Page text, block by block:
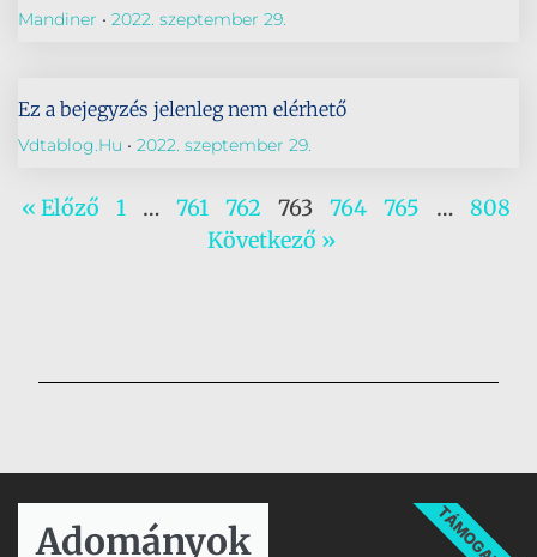
Mandiner 2022. szeptember 29.
Ez a bejegyzés jelenleg nem elérhető
Vdtablog.hu 2022. szeptember 29.
« Előző 1 … 761 762 763 764 765 …
808
Következő »
Adományok​